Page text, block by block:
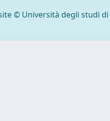
© Università degli studi